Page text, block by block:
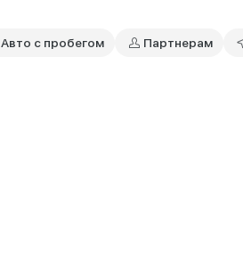
Авто с пробегом Партнерам